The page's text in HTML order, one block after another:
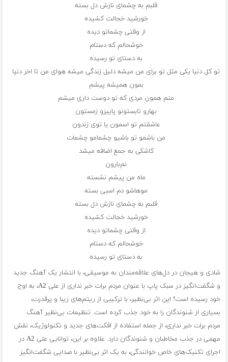
قلبم به چشمای نازش دل بسته
خورشید خجالت کشیده
از وقتی چشماتو دیده
خوشحالم که دستام
به دستای تو رسیده
تو کل دنیا یکی مثل تو برای من میشه دلیل زندگی میشه هوای من تا اخر دنیا
بمون همیشه پیشم
منم همون مردی که تو دوست داری میشم
بهارو تابستونو پاییزو زمستون
عاشقتم تو اسمون یا توی زندون
من باشمو تو باشیو چشمامو چشمات
کاشکی به جمع اضافه میشد
نم‌بارون
ماه من پیشم نشسته
موهاشو دم اسبی بسته
قلبم به چشمای نازش دل بسته
خورشید خجالت کشیده
از وقتی چشماتو دیده
خوشحالم که دستام
به دستای تو رسیده
شادی و هیجان در دل‌های علاقه‌مندان به موسیقی، با انتشار یک آهنگ جدید
و شگفت‌انگیز در سبک پاپ با عنوان مردم برات خبر نداری از علی A2، به اوج
خود رسیده است! این اثر بی‌نظیر، با ترکیبی از ریتم‌های زیبا و پرقدرت،
بسیاری از شنوندگان را به خود جذب کرده است. تنظیمات بی‌نظیر آهنگ
مردم برات خبر نداری، از جمله استفاده از افکت‌های جدید و تکنولوژیک، نقش
مهمی در جذب مخاطبان و شنوندگان دارد. علاوه بر این، توانایی علی A2 در
اجرای تکنیک‌های خاص خوانندگی، به یک اثر بی‌نظیر با صدایی شگفت‌انگیز